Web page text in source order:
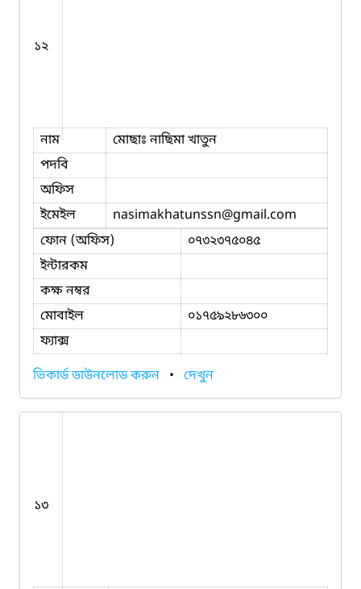
১২
নাম
মোছাঃ নাছিমা খাতুন
পদবি
অফিস
ইমেইল
nasimakhatunssn@gmail.com
ফোন (অফিস)
০৭৩২৩৭৫০৪৫
ইন্টারকম
কক্ষ নম্বর
মোবাইল
০১৭৫৯২৮৬৩০০
ফ্যাক্স
ভিকার্ড ডাউনলোড করুন • দেখুন
১৩